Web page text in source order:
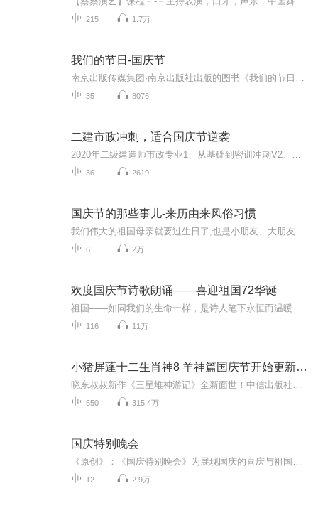
215 1.7万
我们的节日-国庆节
35 8076
二建市政冲刺，适合国庆节逆袭
36 2619
国庆节的那些事儿-来历由来风俗习惯
6 2万
欢度国庆节诗歌朗诵——喜迎祖国72华诞
116 11万
小猪屏蓬十二生肖神8 羊神篇国庆节开始更新啦！
550 315.4万
国庆特别晚会
12 2.9万